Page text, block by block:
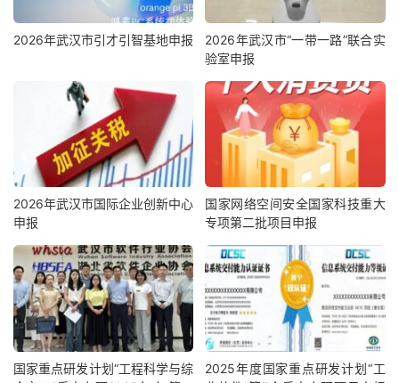
2026年武汉市引才引智基地申报
2026年武汉市“一带一路”联合实
验室申报
2026年武汉市国际企业创新中心
申报
国家网络空间安全国家科技重大
专项第二批项目申报
国家重点研发计划“工程科学与综
2025年度国家重点研发计划“工